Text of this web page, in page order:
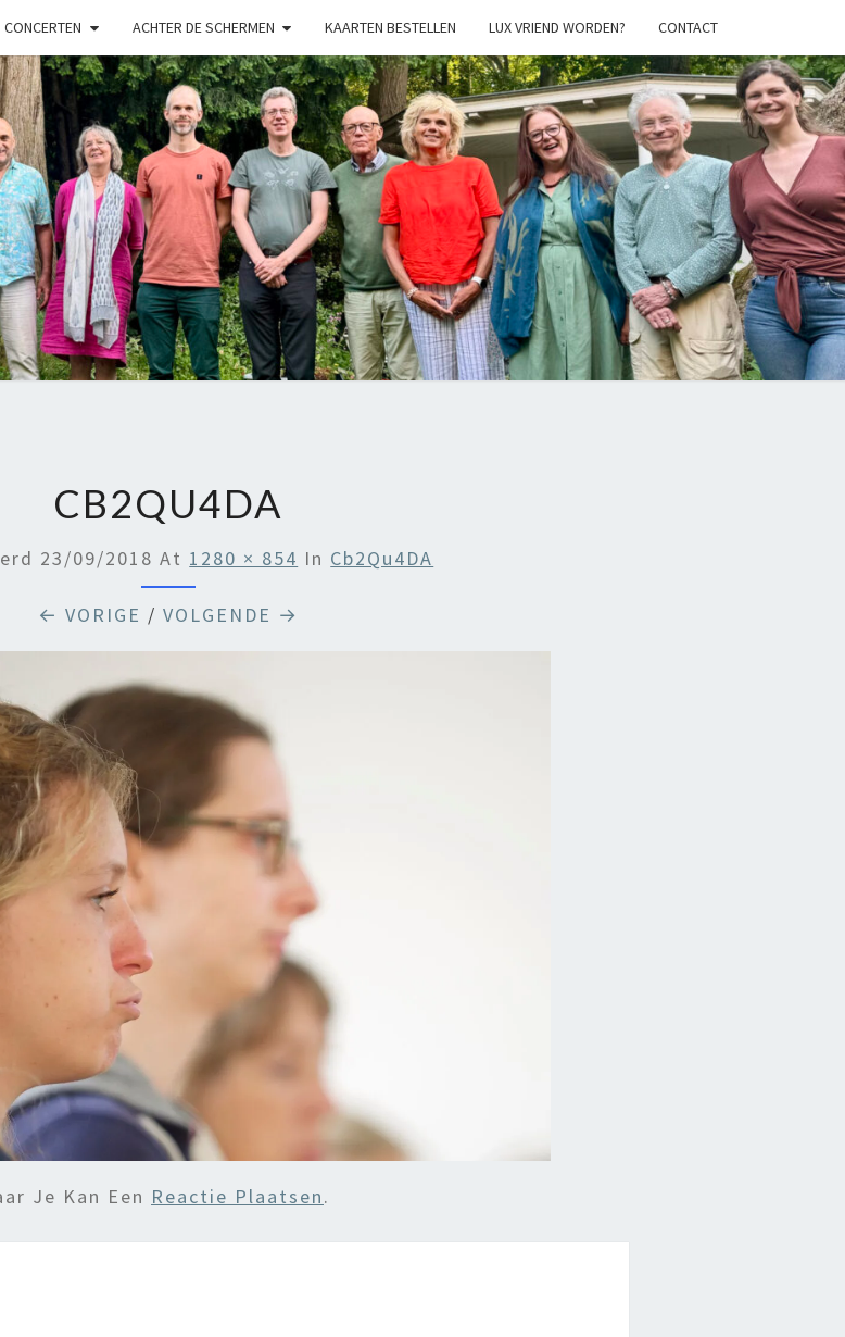
CONCERTEN ACHTER DE SCHERMEN KAARTEN BESTELLEN LUX VRIEND WORDEN? CONTACT
LUX
Kamerkoor
Onder
Leiding
Van
Angeliki
Ploka
CB2QU4DA
23/09/2018 At 1280 × 854 In Cb2Qu4DA
← VORIGE / VOLGENDE →
Je Kan Een Reactie Plaatsen.